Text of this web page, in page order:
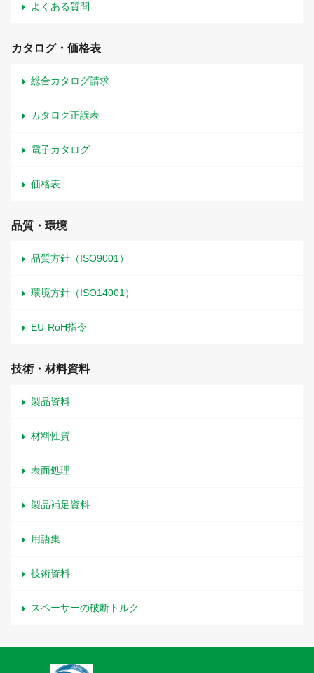
よくある質問
カタログ・価格表
総合カタログ請求
カタログ正誤表
電子カタログ
価格表
品質・環境
品質方針（ISO9001）
環境方針（ISO14001）
EU-RoH指令
技術・材料資料
製品資料
材料性質
表面処理
製品補足資料
用語集
技術資料
スペーサーの破断トルク